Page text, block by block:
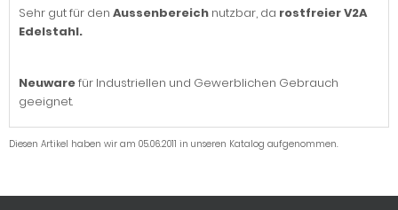
Sehr gut für den Aussenbereich nutzbar, da rostfreier V2A
Edelstahl.
Neuwarefür Industriellen und Gewerblichen Gebrauch
geeignet.
Diesen Artikel haben wir am 05.06.2011 in unseren Katalog aufgenommen.